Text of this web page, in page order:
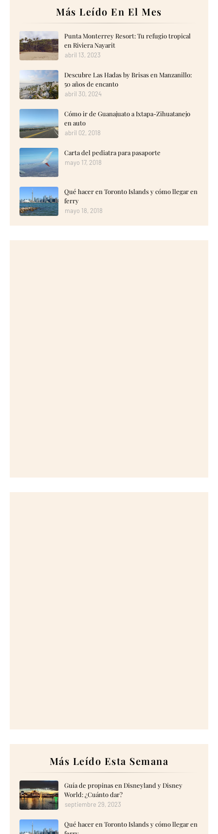
Más Leído En El Mes
Punta Monterrey Resort: Tu refugio tropical
en Riviera Nayarit
abril 13, 2023
Descubre Las Hadas by Brisas en Manzanillo:
50 años de encanto
abril 30, 2024
Cómo ir de Guanajuato a Ixtapa-Zihuatanejo
en auto
abril 02, 2018
Carta del pediatra para pasaporte
mayo 17, 2018
Qué hacer en Toronto Islands y cómo llegar en
ferry
mayo 18, 2018
Más Leído Esta Semana
Guía de propinas en Disneyland y Disney
World: ¿Cuánto dar?
septiembre 29, 2023
Qué hacer en Toronto Islands y cómo llegar en